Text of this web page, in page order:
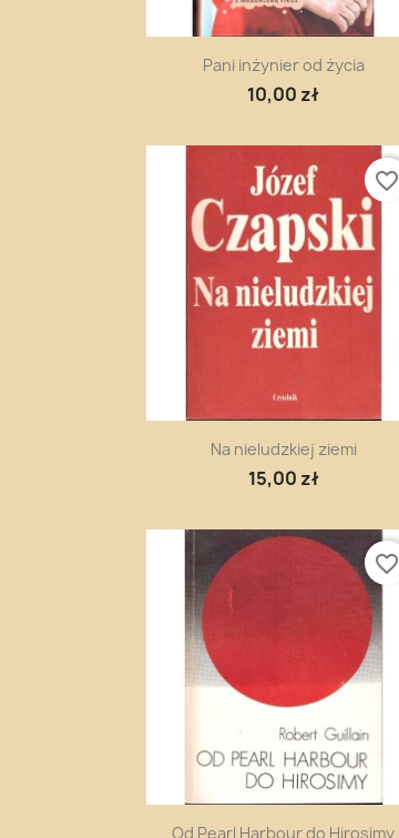
Szybki podgląd
Pani inżynier od życia
10,00 zł
Szybki podgląd
Na nieludzkiej ziemi
15,00 zł
favorite_border
Szybki podgląd
Od Pearl Harbour do Hirosimy
favorite_border